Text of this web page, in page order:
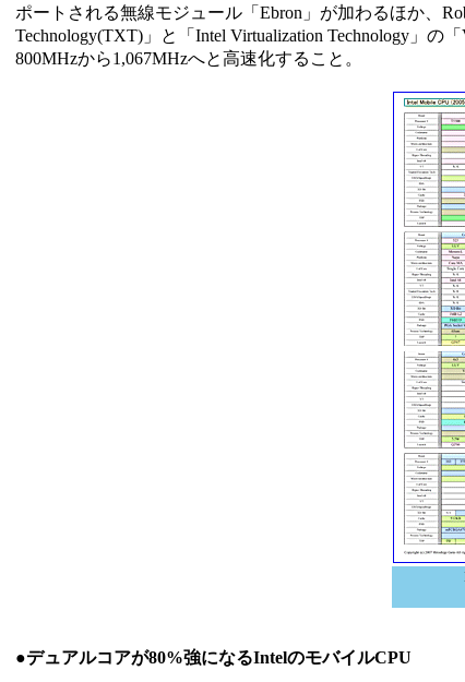
ポートされる無線モジュール「Ebron」が加わるほか、
Technology(TXT)」と「Intel Virtualization Technology」
800MHzから1,067MHzへと高速化すること。
●デュアルコアが80%強になるIntelのモバイルCPU